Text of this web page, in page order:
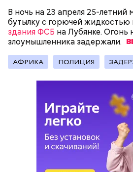
В ночь на 23 апреля 25-летний
бутылку с горючей жидкостью
здания ФСБ на Лубянке. Огонь
злоумышленниказадержали.
АФРИКА ПОЛИЦИЯ
Молодого человека
допросе он признался, что
только отчима. Тогда
мотивом преступления была
которая в случае их смерти
спустя несколько дней
Примечательно, что летом 2023
неизвестный несколько раз
спортсмена из
открыл огоньв ответ.